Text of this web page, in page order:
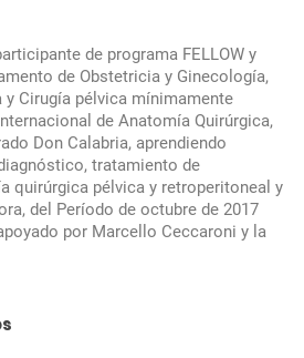
de programa FELLOW y
de Obstetricia y Ginecología,
Cirugía pélvica mínimamente
de Anatomía Quirúrgica,
Don Calabria, aprendiendo
tratamiento de
quirúrgica pélvica y retroperitoneal y
del Período de octubre de 2017
por Marcello Ceccaroni y la